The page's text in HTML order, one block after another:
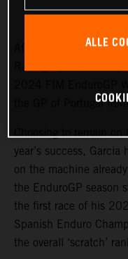
After a busy pre-
the GP of Portugal
Choosing to remain
year’s success,
on the machine
the EnduroGP season
the first race of his
Spanish Enduro
the overall ‘scratch’
ALLE